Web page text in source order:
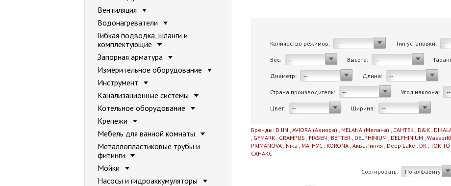
Количество режимов:
-- Тип установки: --
Вес: -- Высота: --
Диаметр: -- Длина: --
Страна производитель: -- Угол наклона: --
Цвет: -- Ширина: --
Бренды: D.lIN , AVIORA (Авиора) , MELANA (Мелана) , САНТЕК , D&K ,
, GFMARK , GRAMPUS , FIXSEN , BETTER , DELPHINIUM , DELPHINIUM ,
PRIMANOVA , Nika , МАГНУС , KORONA , АкваЛиния , Deep Lake , DK , TOKITO
САНАКС
Сортировать: По алфавиту
Вентиляция
Водонагреватели
Гибкая подводка, шланги и
комплектующие
Запорная арматура
Измерительное оборудование
Инструмент
Канализационные системы
Котельное оборудование
Крепежи
Мебель для ванной комнаты
Металлопластиковые трубы и
фитинги
Мойки
Насосы и гидроаккумуляторы